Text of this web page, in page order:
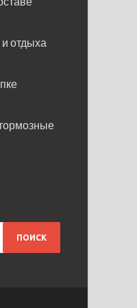
отдыха